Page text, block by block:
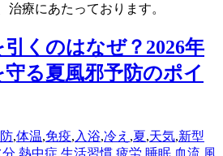
治療にあたっております。
くのはなぜ？2026年
る夏風邪予防のポイ
,体温,免疫, 入浴,冷え ,夏,天気,新型